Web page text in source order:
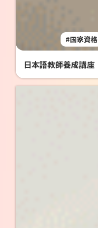
日本語教師養成講座
国家資格